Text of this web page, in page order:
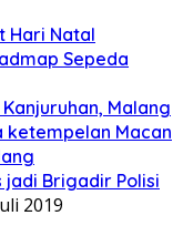
Hari Natal
Sepeda
Malang
ketempelan Macan
Brigadir Polisi
2019